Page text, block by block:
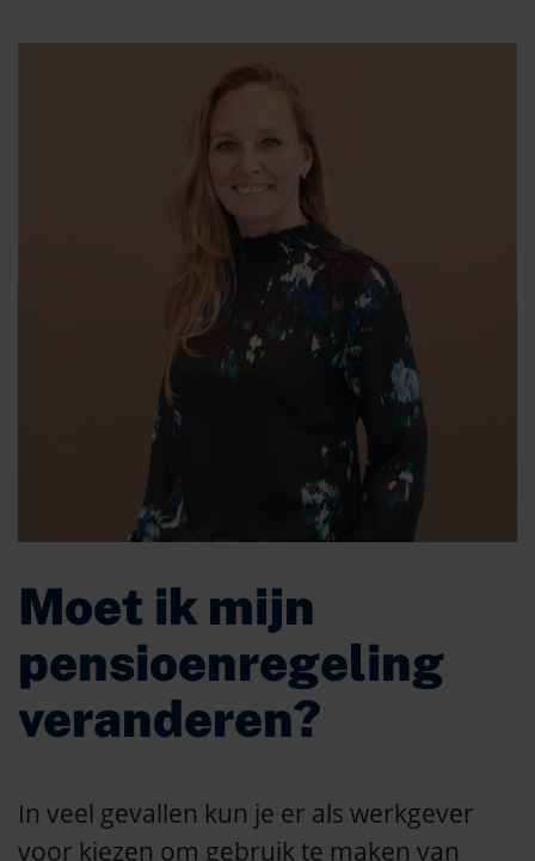
Moet ik mijn
pensioenregeling
veranderen?
In veel gevallen kun je er als werkgever
voor kiezen om gebruik te maken van